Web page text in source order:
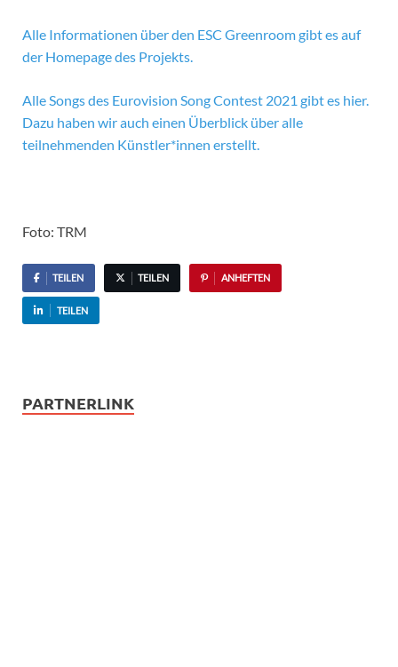
Alle Informationen über den ESC Greenroom gibt es auf
der Homepage des Projekts.
Alle Songs des Eurovision Song Contest 2021 gibt es hier.
Dazu haben wir auch einen Überblick über alle
teilnehmenden Künstler*innen erstellt.
Foto: TRM
TEILEN TEILEN ANHEFTEN
TEILEN
PARTNERLINK